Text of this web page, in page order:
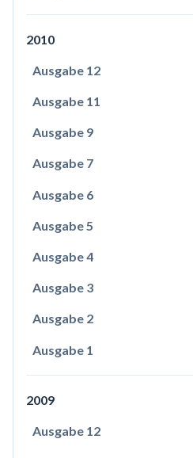
2010
Ausgabe 12
Ausgabe 11
Ausgabe 9
Ausgabe 7
Ausgabe 6
Ausgabe 5
Ausgabe 4
Ausgabe 3
Ausgabe 2
Ausgabe 1
2009
Ausgabe 12